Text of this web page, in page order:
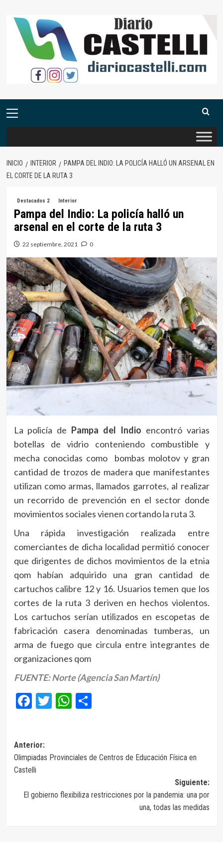
contenido
Menú
INICIO INTERIOR
PAMPA DEL INDIO: LA POLICÍA HALLÓ UN ARSENAL EN
EL CORTE DE LA RUTA 3
Destacados 2 Interior
Pampa del Indio: La policía halló un
arsenal en el corte de la ruta 3
22 septiembre, 2021 0
La policía de Pampa del Indio encontró varias
botellas de vidrio conteniendo combustible y
mecha conocidas como bombas molotov y gran
cantidad de trozos de madera que manifestantes
utilizan como armas, llamados garrotes, al realizar
un recorrido de prevención en el sector donde
movimientos sociales vienen cortando la ruta 3.
Una rápida investigación realizada entre
comerciantes de dicha localidad permitió conocer
que dirigentes de dichos movimientos de la etnia
qom habían adquirido una gran cantidad de
cartuchos calibre 12 y 16. Usuarios temen que los
cortes de la ruta 3 deriven en hechos violentos.
Los cartuchos serían utilizados en escopetas de
fabricación casera denominadas tumberas, un
arma de fuego que circula entre integrantes de
organizaciones qom
FUENTE: Norte (Agencia San Martín)
Facebook
Twitter
WhatsApp
Compartir
Navegación
de
Anterior:
Olimpiadas Provinciales de Centros de Educación Física en
Castelli
Siguiente:
El gobierno flexibiliza restricciones por la pandemia: una por
una, todas las medidas